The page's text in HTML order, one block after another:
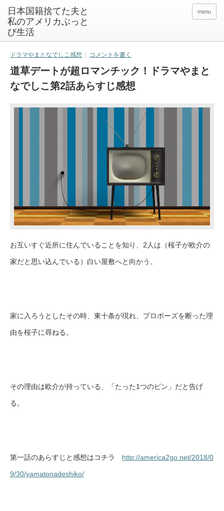
日本国籍捨てた夫と
私のアメリカぶっと
び生活
menu
ドラマやまとなでしこ感想 コメントを書く
道草デートが超ロマンチック！ドラマやまと
なでしこ第2話あらすじ感想
お互いすぐ近所に住んでいることを知り、2人は（桜子が欧介の
家だと思い込んでいる）白い屋敷へと向かう。
家に入ろうとしたその時、東十条が現れ、プロポーズを断った理
由を桜子に尋ねる。
その理由は欧介が持っている、「たった1つのピン」だと告げ
る。
第一話のあらすじと感想はコチラ http://america2go.net/2018/0
9/30/yamatonadeshiko/